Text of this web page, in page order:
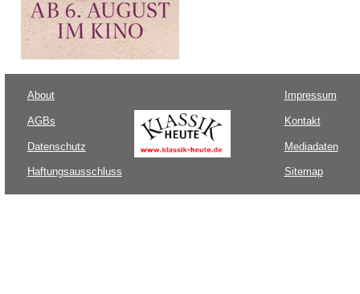
About
AGBs
Datenschutz
Haftungsausschluss
Impressum
Kontakt
Mediadaten
Sitemap